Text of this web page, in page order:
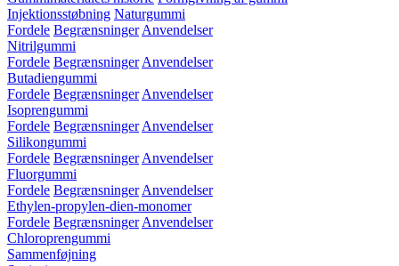
Injektionsstøbning Naturgummi
Fordele Begrænsninger Anvendelser
Nitrilgummi
Fordele Begrænsninger Anvendelser
Butadiengummi
Fordele Begrænsninger Anvendelser
Isoprengummi
Fordele Begrænsninger Anvendelser
Silikongummi
Fordele Begrænsninger Anvendelser
Fluorgummi
Fordele Begrænsninger Anvendelser
Ethylen-propylen-dien-monomer
Fordele Begrænsninger Anvendelser
Chloroprengummi
Sammenføjning